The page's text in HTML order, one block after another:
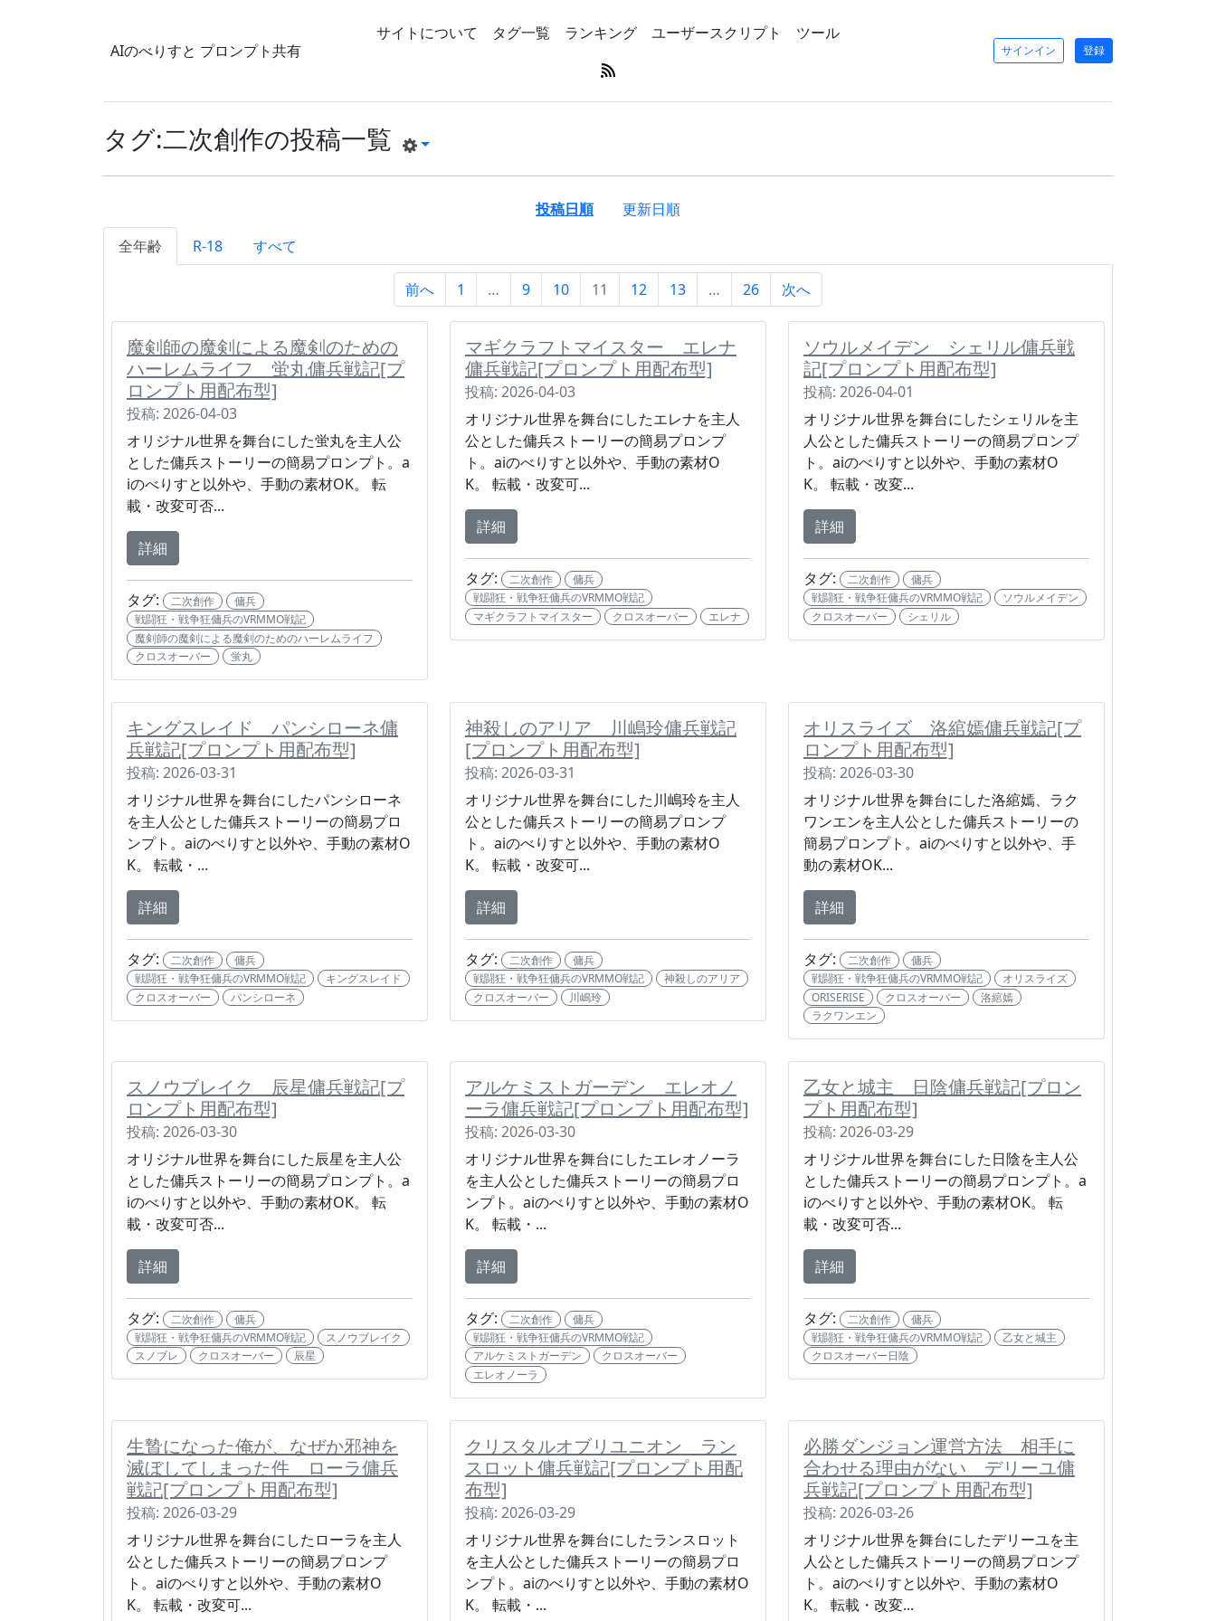
AIのべりすと プロンプト共有
サイトについて タグ一覧 ランキング ユーザースクリプト ツール
サインイン 登録
タグ:二次創作の投稿一覧
投稿日順
更新日順
全年齢
R-18 すべて
前へ 1 … 9 10 11 12 13 … 26 次へ
魔剣師の魔剣による魔剣のための
ハーレムライフ 蛍丸傭兵戦記[プ
ロンプト用配布型]
投稿: 2026-04-03
オリジナル世界を舞台にした蛍丸を主人公
とした傭兵ストーリーの簡易プロンプト。a
iのべりすと以外や、手動の素材OK。 転
載・改変可否...
詳細
タグ: 二次創作
傭兵
戦闘狂・戦争狂傭兵のVRMMO戦記
魔剣師の魔剣による魔剣のためのハーレムライフ
クロスオーバー
蛍丸
マギクラフトマイスター エレナ
傭兵戦記[プロンプト用配布型]
投稿: 2026-04-03
オリジナル世界を舞台にしたエレナを主人
公とした傭兵ストーリーの簡易プロンプ
ト。aiのべりすと以外や、手動の素材O
K。 転載・改変可...
詳細
タグ: 二次創作
傭兵
戦闘狂・戦争狂傭兵のVRMMO戦記
マギクラフトマイスター
クロスオーバー エレナ
ソウルメイデン シェリル傭兵戦
記[プロンプト用配布型]
投稿: 2026-04-01
オリジナル世界を舞台にしたシェリルを主
人公とした傭兵ストーリーの簡易プロンプ
ト。aiのべりすと以外や、手動の素材O
K。 転載・改変...
詳細
タグ: 二次創作
傭兵
戦闘狂・戦争狂傭兵のVRMMO戦記
ソウルメイデン
クロスオーバー
シェリル
キングスレイド パンシローネ傭
兵戦記[プロンプト用配布型]
投稿: 2026-03-31
オリジナル世界を舞台にしたパンシローネ
を主人公とした傭兵ストーリーの簡易プロ
ンプト。aiのべりすと以外や、手動の素材O
K。 転載・...
詳細
タグ: 二次創作
傭兵
戦闘狂・戦争狂傭兵のVRMMO戦記
キングスレイド
クロスオーバー
パンシローネ
神殺しのアリア 川嶋玲傭兵戦記
[プロンプト用配布型]
投稿: 2026-03-31
オリジナル世界を舞台にした川嶋玲を主人
公とした傭兵ストーリーの簡易プロンプ
ト。aiのべりすと以外や、手動の素材O
K。 転載・改変可...
詳細
タグ: 二次創作
傭兵
戦闘狂・戦争狂傭兵のVRMMO戦記
神殺しのアリア
クロスオーバー
川嶋玲
オリスライズ 洛綰嫣傭兵戦記[プ
ロンプト用配布型]
投稿: 2026-03-30
オリジナル世界を舞台にした洛綰嫣、ラク
ワンエンを主人公とした傭兵ストーリーの
簡易プロンプト。aiのべりすと以外や、手
動の素材OK...
詳細
タグ: 二次創作
傭兵
戦闘狂・戦争狂傭兵のVRMMO戦記
オリスライズ
ORISERISE
クロスオーバー
洛綰嫣
ラクワンエン
スノウブレイク 辰星傭兵戦記[プ
ロンプト用配布型]
投稿: 2026-03-30
オリジナル世界を舞台にした辰星を主人公
とした傭兵ストーリーの簡易プロンプト。a
iのべりすと以外や、手動の素材OK。 転
載・改変可否...
詳細
タグ: 二次創作
傭兵
戦闘狂・戦争狂傭兵のVRMMO戦記
スノウブレイク
スノブレ
クロスオーバー 辰星
アルケミストガーデン エレオノ
ーラ傭兵戦記[プロンプト用配布型]
投稿: 2026-03-30
オリジナル世界を舞台にしたエレオノーラ
を主人公とした傭兵ストーリーの簡易プロ
ンプト。aiのべりすと以外や、手動の素材O
K。 転載・...
詳細
タグ: 二次創作
傭兵
戦闘狂・戦争狂傭兵のVRMMO戦記
アルケミストガーデン
クロスオーバー
エレオノーラ
乙女と城主 日陰傭兵戦記[プロン
プト用配布型]
投稿: 2026-03-29
オリジナル世界を舞台にした日陰を主人公
とした傭兵ストーリーの簡易プロンプト。a
iのべりすと以外や、手動の素材OK。 転
載・改変可否...
詳細
タグ: 二次創作
傭兵
戦闘狂・戦争狂傭兵のVRMMO戦記
乙女と城主
クロスオーバー日陰
生贄になった俺が、なぜか邪神を
滅ぼしてしまった件 ローラ傭兵
戦記[プロンプト用配布型]
投稿: 2026-03-29
オリジナル世界を舞台にしたローラを主人
公とした傭兵ストーリーの簡易プロンプ
ト。aiのべりすと以外や、手動の素材O
K。 転載・改変可...
クリスタルオブリユニオン ラン
スロット傭兵戦記[プロンプト用配
布型]
投稿: 2026-03-29
オリジナル世界を舞台にしたランスロット
を主人公とした傭兵ストーリーの簡易プロ
ンプト。aiのべりすと以外や、手動の素材O
K。 転載・...
必勝ダンジョン運営方法 相手に
合わせる理由がない デリーユ傭
兵戦記[プロンプト用配布型]
投稿: 2026-03-26
オリジナル世界を舞台にしたデリーユを主
人公とした傭兵ストーリーの簡易プロンプ
ト。aiのべりすと以外や、手動の素材O
K。 転載・改変...